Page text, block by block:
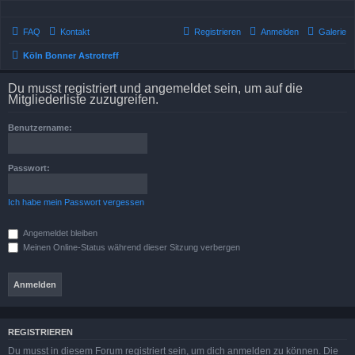
Galerie
FAQ Kontakt Anmelden
Registrieren
Köln Bonner Astrotreff
Du musst registriert und angemeldet sein, um auf die
Mitgliederliste zuzugreifen.
Benutzername:
Passwort:
Ich habe mein Passwort vergessen
Angemeldet bleiben
Meinen Online-Status während dieser Sitzung verbergen
REGISTRIEREN
Du musst in diesem Forum registriert sein, um dich anmelden zu können. Die